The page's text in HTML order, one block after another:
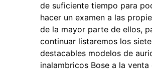
de suficiente tiempo para
hacer un examen a las
de la mayor parte de ellos,
continuar listaremos los
destacables modelos de
inalambricos Bose a la venta